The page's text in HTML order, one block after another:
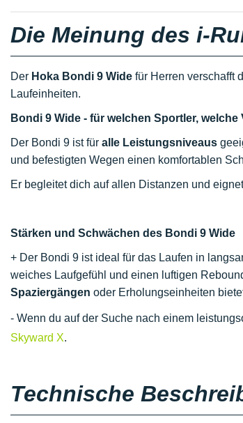
Die Meinung des i-
Der Hoka Bondi 9 Wide für Herren verschafft
Laufeinheiten.
Bondi 9 Wide - für welchen Sportler,
Der Bondi 9 ist für alle Leistungsniveaus
und befestigten Wegen einen komfortablen
Er begleitet dich auf allen Distanzen und
Stärken und Schwächen des Bondi 9 Wide
+ Der Bondi 9 ist ideal für das Laufen in
weiches Laufgefühl und einen luftigen
Spaziergängen oder Erholungseinheiten
- Wenn du auf der Suche nach einem
Skyward X.
Technische